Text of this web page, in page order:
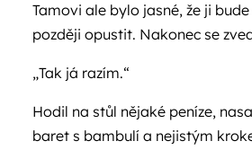
Tamovi ale bylo jasné, že ji
později opustit. Nakonec se
„Tak já razím.“
Hodil na stůl nějaké peníze,
baret s bambulí a nejistým